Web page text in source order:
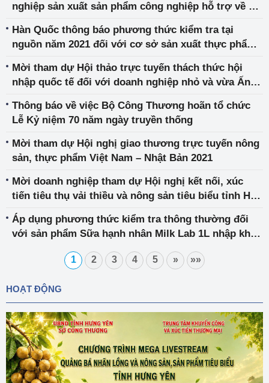
nghiệp sản xuất sản phẩm công nghiệp hỗ trợ về hệ
năm 2021
Hàn Quốc thông báo phương thức kiểm tra tại
nguồn năm 2021 đối với cơ sở sản xuất thực phẩm
Mời tham dự Hội thảo trực tuyến thách thức hội
nhập quốc tế đối với doanh nghiệp nhỏ và vừa Ấn
Thông báo về việc Bộ Công Thương hoãn tổ chức
Lễ Kỷ niệm 70 năm ngày truyền thống
Mời tham dự Hội nghị giao thương trực tuyến nông
sản, thực phẩm Việt Nam – Nhật Bản 2021
Mời doanh nghiệp tham dự Hội nghị kết nối, xúc
tiến tiêu thụ vải thiều và nông sản tiêu biểu tỉnh Hải
Dương 2021
Áp dụng phương thức kiểm tra thông thường đối
với sản phẩm Sữa hạnh nhân Milk Lab 1L nhập khẩu
1 2 3 4 5 » »»
HOẠT ĐỘNG